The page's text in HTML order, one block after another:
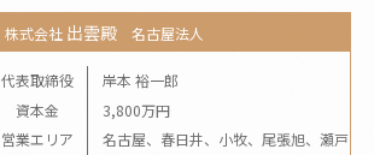
株式会社 出雲殿名古屋法人
代表取締役
岸本 裕一郎
資本金
3,800万円
営業エリア
名古屋、春日井、小牧、尾張旭、瀬戸